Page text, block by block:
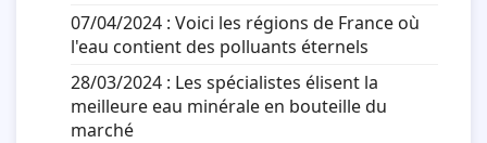
07/04/2024 : Voici les régions de France où
l'eau contient des polluants éternels
28/03/2024 : Les spécialistes élisent la
meilleure eau minérale en bouteille du
marché